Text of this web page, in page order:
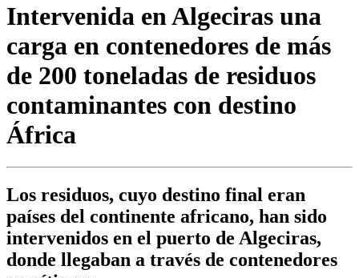
Intervenida en Algeciras una
carga en contenedores de más
de 200 toneladas de residuos
contaminantes con destino
África
Los residuos, cuyo destino final eran
países del continente africano, han sido
intervenidos en el puerto de Algeciras,
donde llegaban a través de contenedores